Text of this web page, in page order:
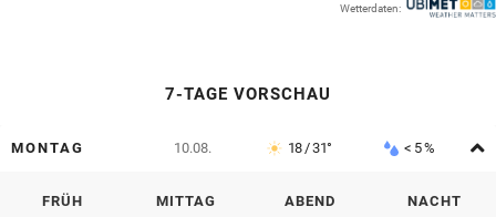
Wetterdaten:
7-TAGE VORSCHAU
MONTAG 10.08. 18 / 31° < 5 %
FRÜH
MITTAG
ABEND
NACHT